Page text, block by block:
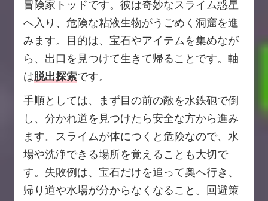
冒険家トッドです。彼は奇妙なスライム惑星
へ入り、危険な粘液生物がうごめく洞窟を進
みます。目的は、宝石やアイテムを集めなが
ら、出口を見つけて生きて帰ることです。軸
は脱出探索です。
手順としては、まず目の前の敵を水鉄砲で倒
し、分かれ道を見つけたら安全な方から進み
ます。スライムが体につくと危険なので、水
場や洗浄できる場所を覚えることも大切で
す。失敗例は、宝石だけを追って奥へ行き、
帰り道や水場が分からなくなること。回避策